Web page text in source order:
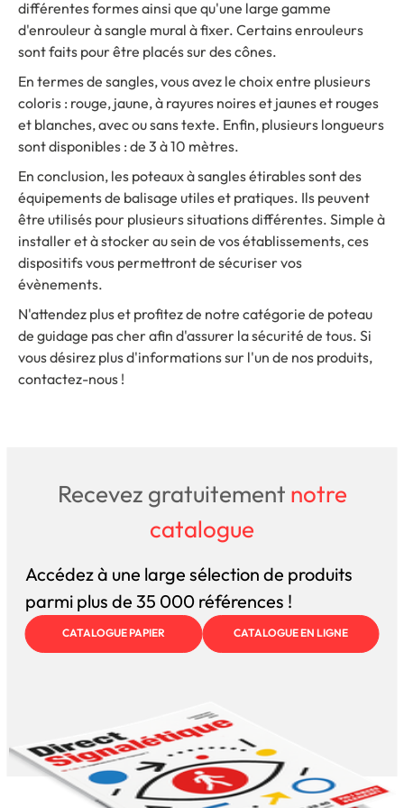
différentes formes ainsi que qu'une large gamme
d'enrouleur à sangle mural à fixer. Certains enrouleurs
sont faits pour être placés sur des cônes.
En termes de sangles, vous avez le choix entre plusieurs
coloris : rouge, jaune, à rayures noires et jaunes et rouges
et blanches, avec ou sans texte. Enfin, plusieurs longueurs
sont disponibles : de 3 à 10 mètres.
En conclusion, les poteaux à sangles étirables sont des
équipements de balisage utiles et pratiques. Ils peuvent
être utilisés pour plusieurs situations différentes. Simple à
installer et à stocker au sein de vos établissements, ces
dispositifs vous permettront de sécuriser vos
évènements.
N'attendez plus et profitez de notre catégorie de poteau
de guidage pas cher afin d'assurer la sécurité de tous. Si
vous désirez plus d'informations sur l'un de nos produits,
contactez-nous !
Recevez gratuitement notre
catalogue
Accédez à une large sélection de produits
parmi plus de 35 000 références !
CATALOGUE PAPIER CATALOGUE EN LIGNE